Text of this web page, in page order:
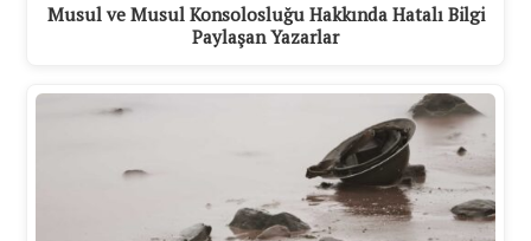
Musul ve Musul Konsolosluğu Hakkında Hatalı Bilgi
Paylaşan Yazarlar